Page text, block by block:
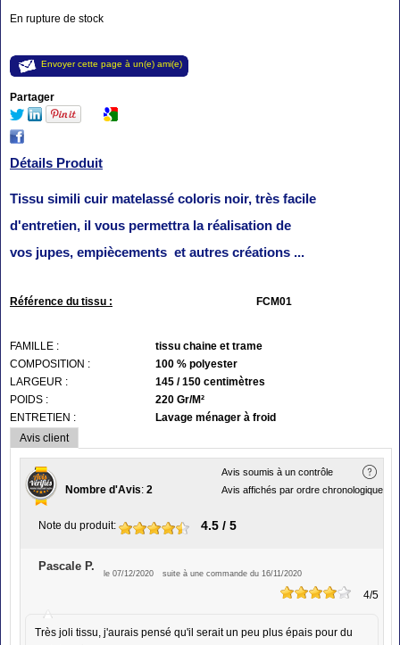
En rupture de stock
Envoyer cette page à un(e) ami(e)
Partager
Détails Produit
Tissu simili cuir matelassé coloris noir, très facile
d'entretien, il vous permettra la réalisation de
vos jupes, empiècements et autres créations ...
Référence du tissu : FCM01
FAMILLE :
tissu chaine et trame
COMPOSITION :
100 % polyester
LARGEUR :
145 / 150 centimètres
POIDS :
220 Gr/M²
ENTRETIEN :
Lavage ménager à froid
Avis client
Avis soumis à un contrôle
Avis affichés par ordre chronologique
Nombre d'Avis: 2
Note du produit: 4.5 / 5
Pascale P.
le 07/12/2020 suite à une commande du 16/11/2020
4/5
Très joli tissu, j'aurais pensé qu'il serait un peu plus épais pour du